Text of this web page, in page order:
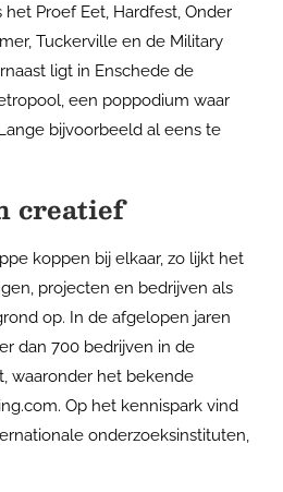
het Proef Eet, Hardfest, Onder
Tuckerville en de Military
ligt in Enschede de
een poppodium waar
bijvoorbeeld al eens te
creatief
koppen bij elkaar, zo lijkt het
projecten en bedrijven als
op. In de afgelopen jaren
dan 700 bedrijven in de
waaronder het bekende
Op het kennispark vind
onderzoeksinstituten,